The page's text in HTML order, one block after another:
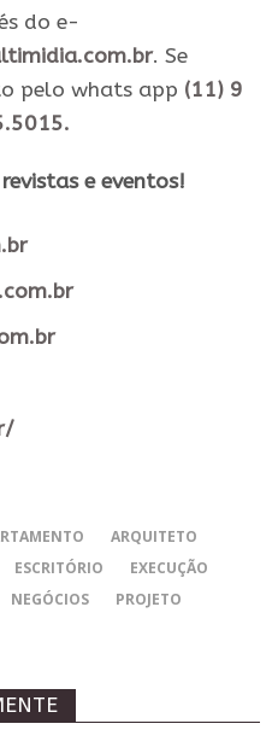
do e-
. Se
pelo whats app (11) 9
e eventos​!
ARQUITETO
ESCRITÓRIO
EXECUÇÃO
NEGÓCIOS PROJETO